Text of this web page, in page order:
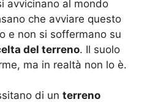
avvicinano al mondo
che avviare questo
e non si soffermano su
del terreno. Il suolo
ma in realtà non lo è.
di un terreno